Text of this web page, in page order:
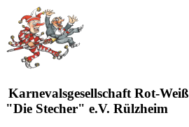
Karnevalsgesellschaft Rot-Weiß
"Die Stecher" e.V. Rülzheim